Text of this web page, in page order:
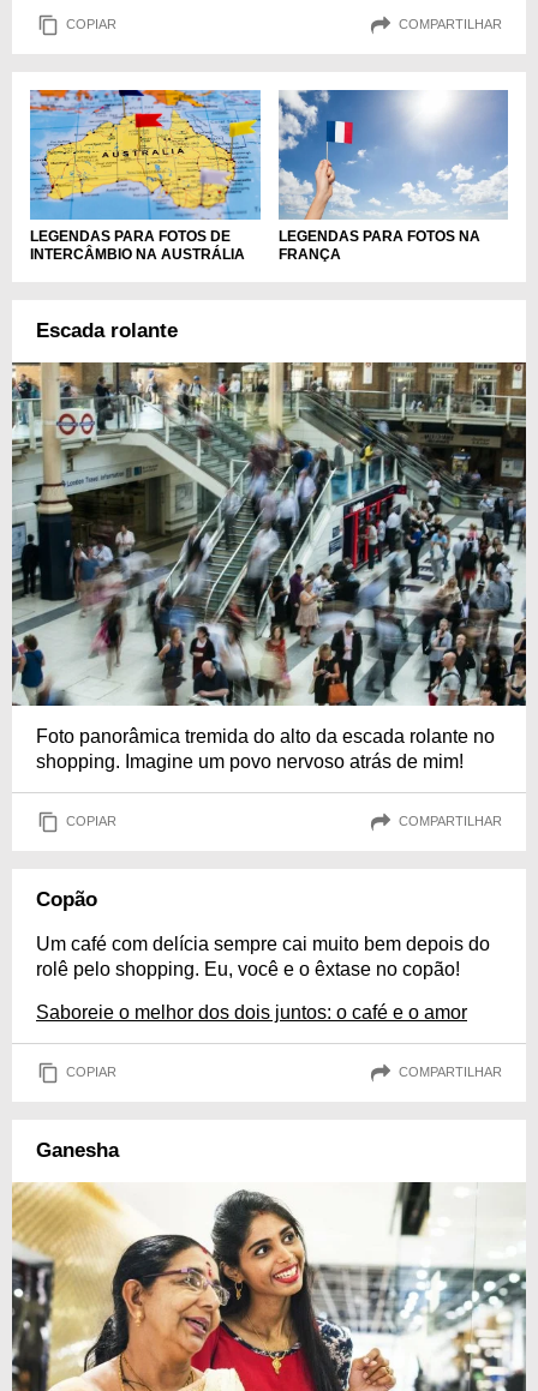
COPIAR COMPARTILHAR
LEGENDAS PARA FOTOS DE
INTERCÂMBIO NA AUSTRÁLIA
LEGENDAS PARA FOTOS NA
FRANÇA
Escada rolante
Foto panorâmica tremida do alto da escada rolante no
shopping. Imagine um povo nervoso atrás de mim!
COPIAR COMPARTILHAR
Copão
Um café com delícia sempre cai muito bem depois do
rolê pelo shopping. Eu, você e o êxtase no copão!
Saboreie o melhor dos dois juntos: o café e o amor
COPIAR COMPARTILHAR
Ganesha